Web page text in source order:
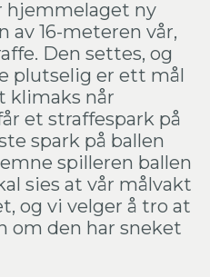
ny
av 16-meteren vår,
Den settes, og
plutselig er ett mål
klimaks når
et straffespark på
spark på ballen
spilleren ballen
sies at vår målvakt
og vi velger å tro at
om den har sneket